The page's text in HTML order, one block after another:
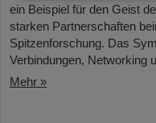
ein Beispiel für den Geist
starken Partnerschaften
Spitzenforschung. Das
Verbindungen, Networking
Mehr »